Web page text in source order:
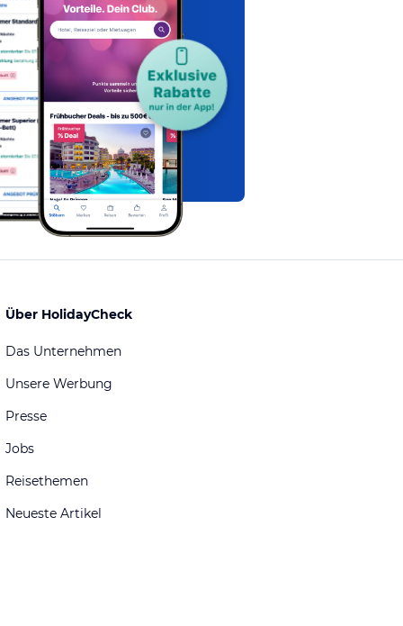
Über HolidayCheck
Das Unternehmen
Unsere Werbung
Presse
Jobs
Reisethemen
Neueste Artikel